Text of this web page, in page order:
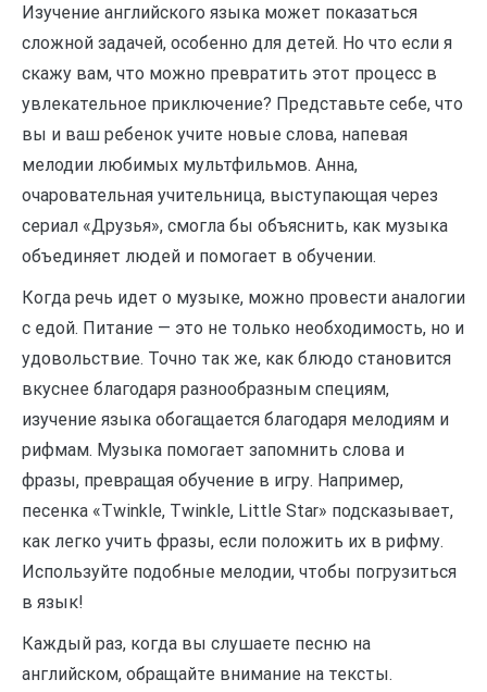
Изучение английского языка может показаться
сложной задачей, особенно для детей. Но что если я
скажу вам, что можно превратить этот процесс в
увлекательное приключение? Представьте себе, что
вы и ваш ребенок учите новые слова, напевая
мелодии любимых мультфильмов. Анна,
очаровательная учительница, выступающая через
сериал «Друзья», смогла бы объяснить, как музыка
объединяет людей и помогает в обучении.
Когда речь идет о музыке, можно провести аналогии
с едой. Питание — это не только необходимость, но и
удовольствие. Точно так же, как блюдо становится
вкуснее благодаря разнообразным специям,
изучение языка обогащается благодаря мелодиям и
рифмам. Музыка помогает запомнить слова и
фразы, превращая обучение в игру. Например,
песенка «Twinkle, Twinkle, Little Star» подсказывает,
как легко учить фразы, если положить их в рифму.
Используйте подобные мелодии, чтобы погрузиться
в язык!
Каждый раз, когда вы слушаете песню на
английском, обращайте внимание на тексты.